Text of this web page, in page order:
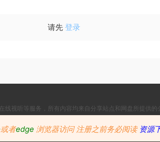
请先 登录
线视听等服务，所有内容均来自分享站点和网盘所提供
Copyright © 2024 Since 2024, Build
或者edge 浏览器访问 注册之前务必阅读 资源